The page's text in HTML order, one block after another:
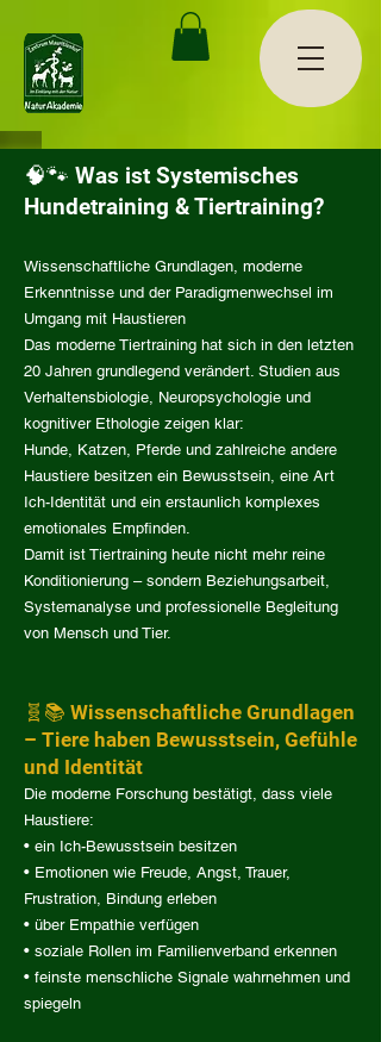
🧠🐾 Was ist Systemisches
Hundetraining & Tiertraining?
Wissenschaftliche Grundlagen, moderne
Erkenntnisse und der Paradigmenwechsel im
Umgang mit Haustieren
Das moderne Tiertraining hat sich in den letzten
20 Jahren grundlegend verändert. Studien aus
Verhaltensbiologie, Neuropsychologie und
kognitiver Ethologie zeigen klar:
Hunde, Katzen, Pferde und zahlreiche andere
Haustiere besitzen ein Bewusstsein, eine Art
Ich-Identität und ein erstaunlich komplexes
emotionales Empfinden.
Damit ist Tiertraining heute nicht mehr reine
Konditionierung – sondern Beziehungsarbeit,
Systemanalyse und professionelle Begleitung
von Mensch und Tier.
🧬📚 Wissenschaftliche Grundlagen
– Tiere haben Bewusstsein, Gefühle
und Identität
Die moderne Forschung bestätigt, dass viele
Haustiere:
• ein Ich-Bewusstsein besitzen
• Emotionen wie Freude, Angst, Trauer,
Frustration, Bindung erleben
• über Empathie verfügen
• soziale Rollen im Familienverband erkennen
• feinste menschliche Signale wahrnehmen und
spiegeln